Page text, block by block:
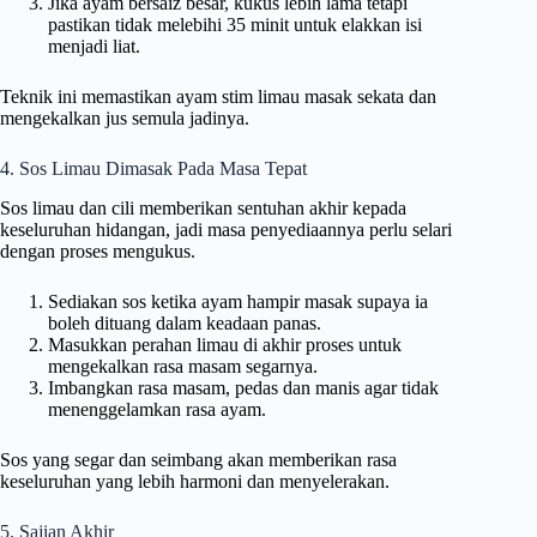
pastikan tidak melebihi 35 minit untuk elakkan isi
menjadi liat.
Teknik ini memastikan ayam stim limau masak sekata dan
mengekalkan jus semula jadinya.
4. Sos Limau Dimasak Pada Masa Tepat
Sos limau dan cili memberikan sentuhan akhir kepada
keseluruhan hidangan, jadi masa penyediaannya perlu selari
dengan proses mengukus.
Sediakan sos ketika ayam hampir masak supaya ia
boleh dituang dalam keadaan panas.
Masukkan perahan limau di akhir proses untuk
mengekalkan rasa masam segarnya.
Imbangkan rasa masam, pedas dan manis agar tidak
menenggelamkan rasa ayam.
Sos yang segar dan seimbang akan memberikan rasa
keseluruhan yang lebih harmoni dan menyelerakan.
5. Sajian Akhir